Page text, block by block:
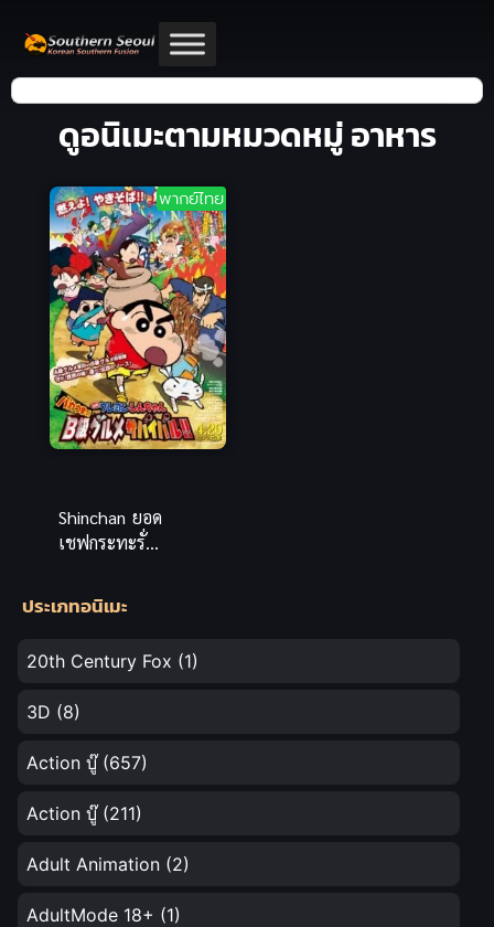
ดูอนิเมะตามหมวดหมู่ อาหาร
พากย์ไทย
Shinchan ยอด
เชฟกระทะรั่ว
นิเมะฮา
ประเภทอนิเมะ
20th Century Fox (1)
3D (8)
Action บู๊(657)
Action บู๊(211)
Adult Animation (2)
AdultMode 18+ (1)